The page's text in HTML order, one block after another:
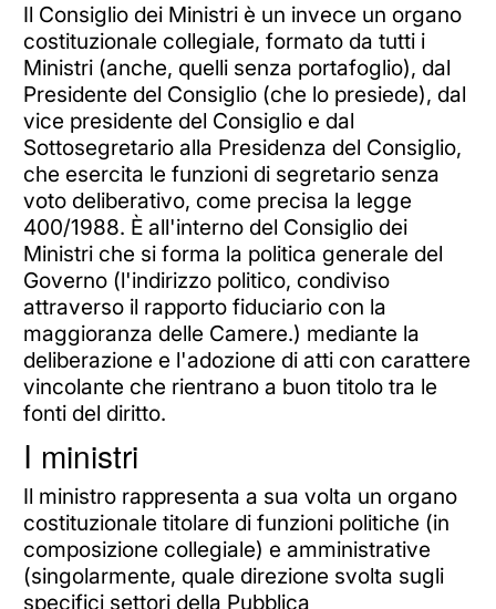
Il Consiglio dei Ministri è un invece un organo
costituzionale collegiale, formato da tutti i
Ministri (anche, quelli senza portafoglio), dal
Presidente del Consiglio (che lo presiede), dal
vice presidente del Consiglio e dal
Sottosegretario alla Presidenza del Consiglio,
che esercita le funzioni di segretario senza
voto deliberativo, come precisa la legge
400/1988. È all'interno del Consiglio dei
Ministri che si forma la politica generale del
Governo (l'indirizzo politico, condiviso
attraverso il rapporto fiduciario con la
maggioranza delle Camere.) mediante la
deliberazione e l'adozione di atti con carattere
vincolante che rientrano a buon titolo tra le
fonti del diritto.
I ministri
Il ministro rappresenta a sua volta un organo
costituzionale titolare di funzioni politiche (in
composizione collegiale) e amministrative
(singolarmente, quale direzione svolta sugli
specifici settori della Pubblica